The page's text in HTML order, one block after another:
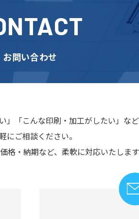
お問い合わせ
」
「こんな印刷・加工がしたい」など
にご相談ください。
格・納期など、 柔軟に対応いたしま